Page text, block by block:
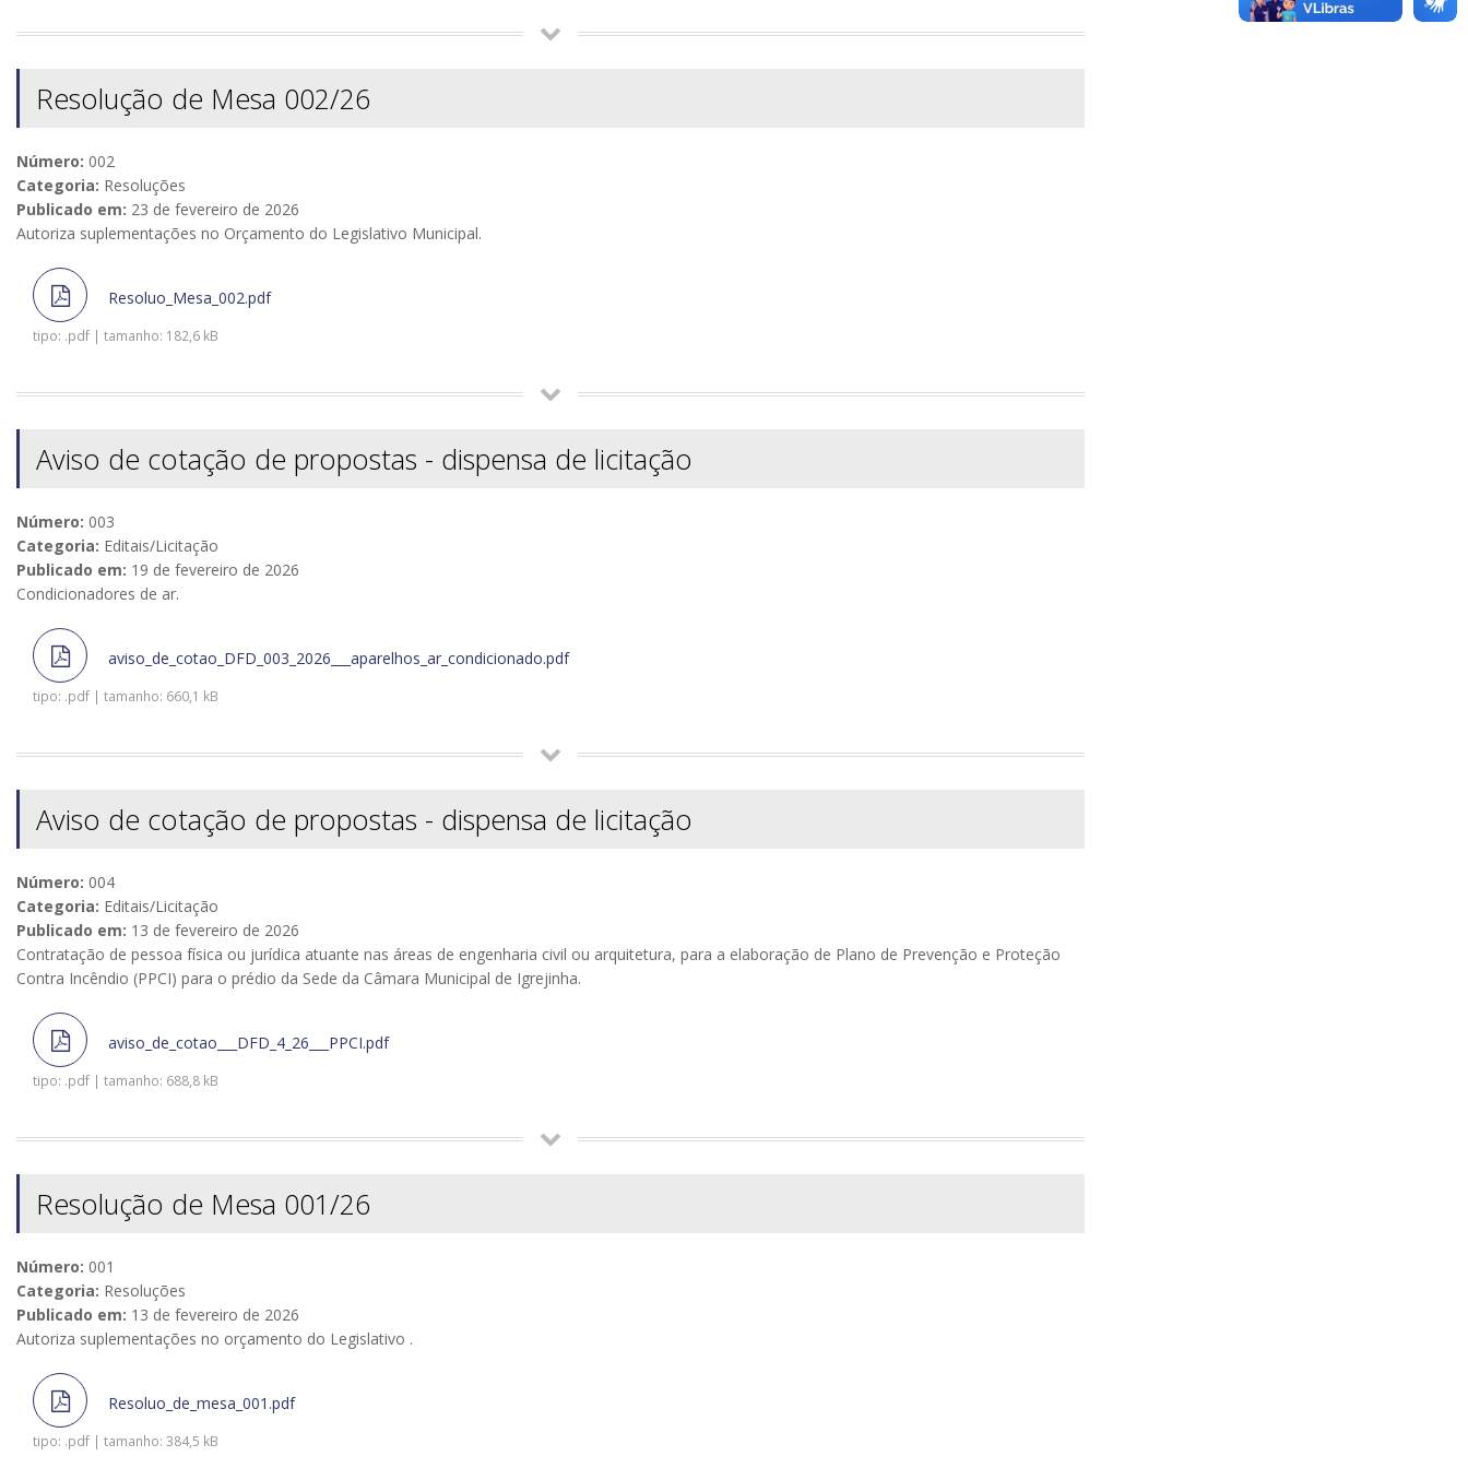
Resolução de Mesa 002/26
Número: 002
Categoria: Resoluções
Publicado em: 23 de fevereiro de 2026
Autoriza suplementações no Orçamento do Legislativo Municipal.
Resoluo_Mesa_002.pdf
tipo: .pdf | tamanho: 182,6 kB
Aviso de cotação de propostas - dispensa de licitação
Número: 003
Categoria: Editais/Licitação
Publicado em: 19 de fevereiro de 2026
Condicionadores de ar.
aviso_de_cotao_DFD_003_2026___aparelhos_ar_condicionado.pdf
tipo: .pdf | tamanho: 660,1 kB
Aviso de cotação de propostas - dispensa de licitação
Número: 004
Categoria: Editais/Licitação
Publicado em: 13 de fevereiro de 2026
Contratação de pessoa física ou jurídica atuante nas áreas de engenharia civil ou arquitetura, para a elaboração de Plano de Prevenção e Proteção
Contra Incêndio (PPCI) para o prédio da Sede da Câmara Municipal de Igrejinha.
aviso_de_cotao___DFD_4_26___PPCI.pdf
tipo: .pdf | tamanho: 688,8 kB
Resolução de Mesa 001/26
Número: 001
Categoria: Resoluções
Publicado em: 13 de fevereiro de 2026
Autoriza suplementações no orçamento do Legislativo .
Resoluo_de_mesa_001.pdf
tipo: .pdf | tamanho: 384,5 kB